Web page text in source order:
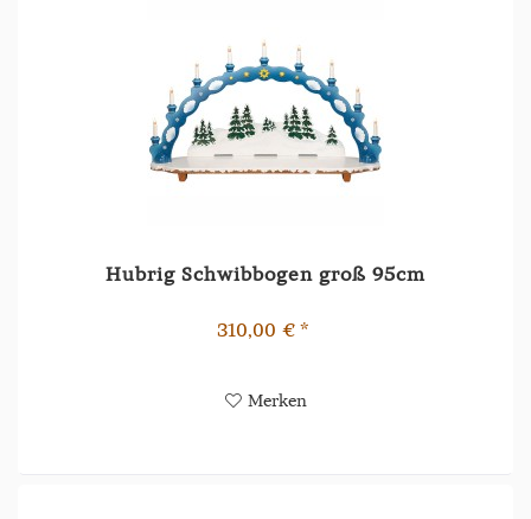
Hubrig Schwibbogen groß 95cm
310,00 € *
Merken